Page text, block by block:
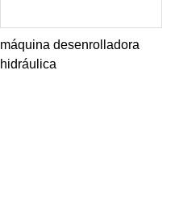
máquina desenrolladora
hidráulica